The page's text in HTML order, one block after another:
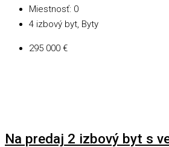
Miestnosť: 0
4 izbový byt, Byty
295 000 €
Na predaj 2 izbový byt s